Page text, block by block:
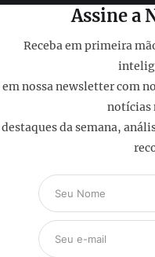
Assine a
Receba em primeira
em nossa newsletter com
notícias
destaques da semana,